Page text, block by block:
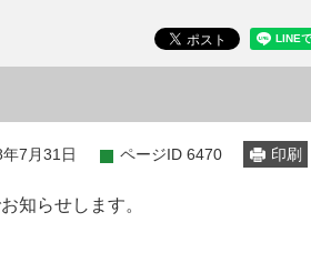
7月31日 ページID 6470 印刷
知らせします。